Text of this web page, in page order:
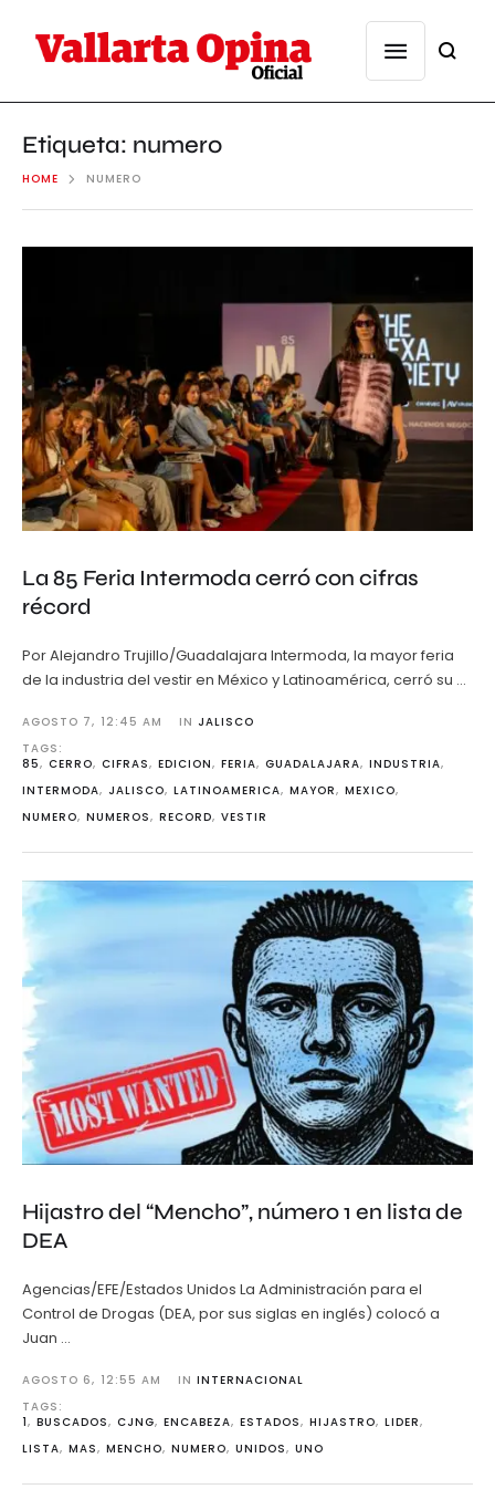
Etiqueta: numero
HOME NUMERO
La 85 Feria Intermoda cerró con cifras
récord
Por Alejandro Trujillo/Guadalajara Intermoda, la mayor feria
de la industria del vestir en México y Latinoamérica, cerró su …
AGOSTO 7, 12:45 AM IN JALISCO
TAGS:
85, CERRO, CIFRAS, EDICION, FERIA, GUADALAJARA, INDUSTRIA,
INTERMODA, JALISCO, LATINOAMERICA, MAYOR, MEXICO,
NUMERO, NUMEROS, RECORD, VESTIR
Hijastro del “Mencho”, número 1 en lista de
DEA
Agencias/EFE/Estados Unidos La Administración para el
Control de Drogas (DEA, por sus siglas en inglés) colocó a
Juan …
AGOSTO 6, 12:55 AM IN INTERNACIONAL
TAGS:
1, BUSCADOS, CJNG, ENCABEZA, ESTADOS, HIJASTRO, LIDER,
LISTA, MAS, MENCHO, NUMERO, UNIDOS, UNO